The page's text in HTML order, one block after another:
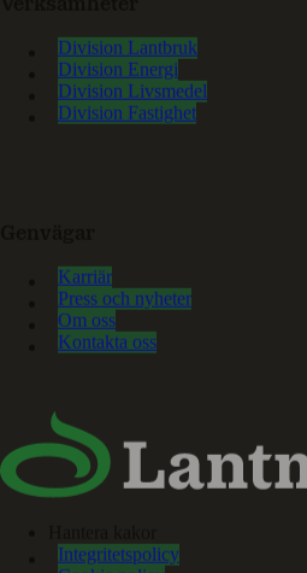
Division Lantbruk
Division Energi
Division Livsmedel
Division Fastighet
Karriär
Press och nyheter
Om oss
Kontakta oss
Integritetspolicy